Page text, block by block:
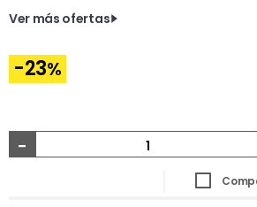
Ver más ofertas
-23%
-